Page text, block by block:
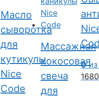
Масло
сыворотка
для
кутикулы
Nice
Code
Массажная
кокосовая
свеча
для
0из
1680